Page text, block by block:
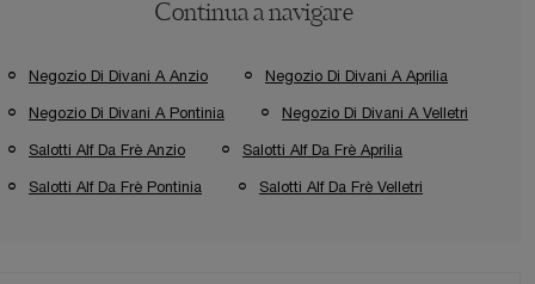
Continua a navigare
Negozio Di Divani A Anzio Negozio Di Divani A Aprilia
Negozio Di Divani A Pontinia Negozio Di Divani A Velletri
Salotti Alf Da Frè Anzio Salotti Alf Da Frè Aprilia
Salotti Alf Da Frè Pontinia Salotti Alf Da Frè Velletri